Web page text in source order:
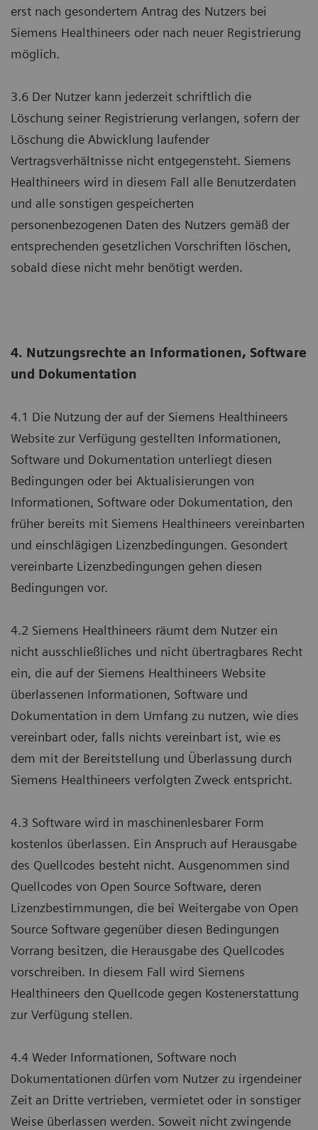
erst nach gesondertem Antrag des Nutzers bei
Siemens Healthineers oder nach neuer Registrierung
möglich.
3.6 Der Nutzer kann jederzeit schriftlich die
Löschung seiner Registrierung verlangen, sofern der
Löschung die Abwicklung laufender
Vertragsverhältnisse nicht entgegensteht. Siemens
Healthineers wird in diesem Fall alle Benutzerdaten
und alle sonstigen gespeicherten
personenbezogenen Daten des Nutzers gemäß der
entsprechenden gesetzlichen Vorschriften löschen,
sobald diese nicht mehr benötigt werden.
4. Nutzungsrechte an Informationen, Software
und Dokumentation
4.1 Die Nutzung der auf der Siemens Healthineers
Website zur Verfügung gestellten Informationen,
Software und Dokumentation unterliegt diesen
Bedingungen oder bei Aktualisierungen von
Informationen, Software oder Dokumentation, den
früher bereits mit Siemens Healthineers vereinbarten
und einschlägigen Lizenzbedingungen. Gesondert
vereinbarte Lizenzbedingungen gehen diesen
Bedingungen vor.
4.2 Siemens Healthineers räumt dem Nutzer ein
nicht ausschließliches und nicht übertragbares Recht
ein, die auf der Siemens Healthineers Website
überlassenen Informationen, Software und
Dokumentation in dem Umfang zu nutzen, wie dies
vereinbart oder, falls nichts vereinbart ist, wie es
dem mit der Bereitstellung und Überlassung durch
Siemens Healthineers verfolgten Zweck entspricht.
4.3 Software wird in maschinenlesbarer Form
kostenlos überlassen. Ein Anspruch auf Herausgabe
des Quellcodes besteht nicht. Ausgenommen sind
Quellcodes von Open Source Software, deren
Lizenzbestimmungen, die bei Weitergabe von Open
Source Software gegenüber diesen Bedingungen
Vorrang besitzen, die Herausgabe des Quellcodes
vorschreiben. In diesem Fall wird Siemens
Healthineers den Quellcode gegen Kostenerstattung
zur Verfügung stellen.
4.4 Weder Informationen, Software noch
Dokumentationen dürfen vom Nutzer zu irgendeiner
Zeit an Dritte vertrieben, vermietet oder in sonstiger
Weise überlassen werden. Soweit nicht zwingende